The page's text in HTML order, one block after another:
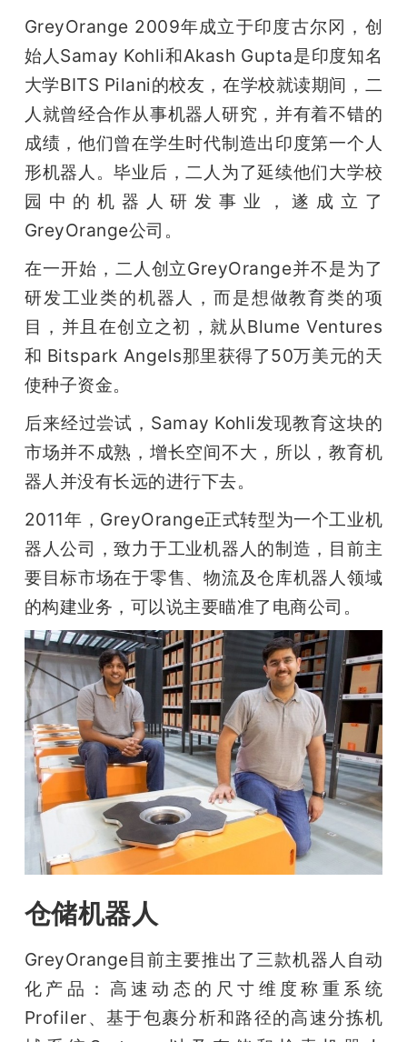
GreyOrange 2009年成立于印度古尔冈，创
始人Samay Kohli和Akash Gupta是印度知名
大学BITS Pilani的校友，在学校就读期间，二
人就曾经合作从事机器人研究，并有着不错的
成绩，他们曾在学生时代制造出印度第一个人
形机器人。毕业后，二人为了延续他们大学校
园中的机器人研发事业，遂成立了
GreyOrange公司。
在一开始，二人创立GreyOrange并不是为了
研发工业类的机器人，而是想做教育类的项
目，并且在创立之初，就从Blume Ventures
和 Bitspark Angels那里获得了50万美元的天
使种子资金。
后来经过尝试，Samay Kohli发现教育这块的
市场并不成熟，增长空间不大，所以，教育机
器人并没有长远的进行下去。
2011年，GreyOrange正式转型为一个工业机
器人公司，致力于工业机器人的制造，目前主
要目标市场在于零售、物流及仓库机器人领域
的构建业务，可以说主要瞄准了电商公司。
仓储机器人
GreyOrange目前主要推出了三款机器人自动
化产品：高速动态的尺寸维度称重系统
Profiler、基于包裹分析和路径的高速分拣机